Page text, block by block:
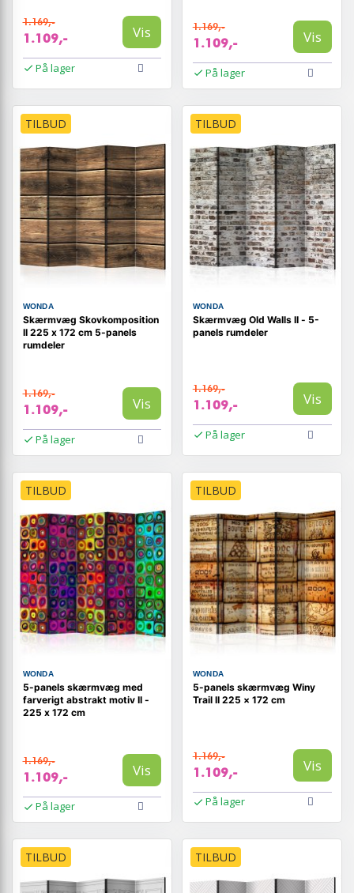
1.169,-
1.109,- Vis
På lager
1.169,-
1.109,- Vis
På lager
TILBUD
WONDA
Skærmvæg Skovkomposition
II 225 x 172 cm 5-panels
rumdeler
1.169,-
1.109,- Vis
På lager
TILBUD
WONDA
Skærmvæg Old Walls II - 5-
panels rumdeler
1.169,-
1.109,- Vis
På lager
TILBUD
WONDA
5-panels skærmvæg med
farverigt abstrakt motiv II -
225 x 172 cm
1.169,-
1.109,- Vis
På lager
TILBUD
WONDA
5-panels skærmvæg Winy
Trail II 225 × 172 cm
1.169,-
1.109,- Vis
På lager
TILBUD TILBUD